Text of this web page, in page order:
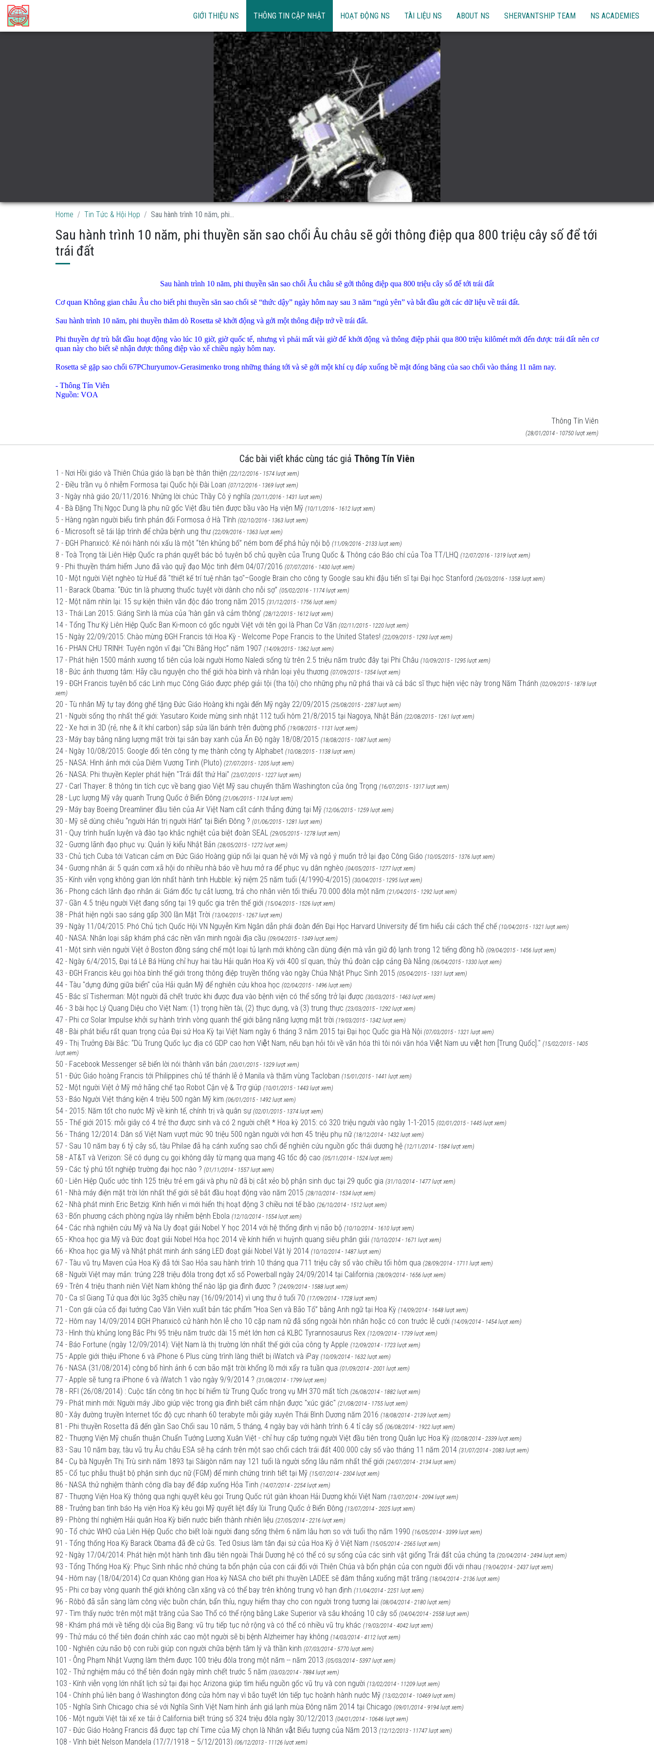
GIỚI THIỆU NS THÔNG TIN CẬP NHẬT HOẠT ĐỘNG NS TÀI LIỆU NS ABOUT NS SHERVANTSHIP TEAM NS ACADEMIES
Home Tin Tức & Hội Họp Sau hành trình 10 năm, phi...
Sau hành trình 10 năm, phi thuyền săn sao chổi Âu châu sẽ gởi thông điệp qua 800 triệu cây số để tới
trái đất
Sau hành trình 10 năm, phi thuyền săn sao chổi Âu châu sẽ gởi thông điệp qua 800 triệu cây số để tới trái đất
Cơ quan Không gian châu Âu cho biết phi thuyền săn sao chổi sẽ “thức dậy” ngày hôm nay sau 3 năm “ngủ yên” và bắt đầu gởi các dữ liệu về trái đất.
Sau hành trình 10 năm, phi thuyền thăm dò Rosetta sẽ khởi động và gởi một thông điệp trở về trái đất.
Phi thuyền dự trù bắt đầu hoạt động vào lúc 10 giờ, giờ quốc tế, nhưng vì phải mất vài giờ để khởi động và thông điệp phải qua 800 triệu kilômét mới đến được trái đất nên cơ
quan này cho biết sẽ nhận được thông điệp vào xế chiều ngày hôm nay.
Rosetta sẽ gặp sao chổi 67PChuryumov-Gerasimenko trong những tháng tới và sẽ gởi một khí cụ đáp xuống bề mặt đóng băng của sao chổi vào tháng 11 năm nay.
- Thông Tín Viên
Nguồn: VOA
Thông Tín Viên
(28/01/2014 - 10750 lượt xem)
Các bài viết khác cùng tác giả Thông Tín Viên
1 - Nơi Hồi giáo và Thiên Chúa giáo là bạn bè thân thiện (22/12/2016 - 1574 lượt xem)
2 - Điều trần vụ ô nhiễm Formosa tại Quốc hội Đài Loan (07/12/2016 - 1369 lượt xem)
3 - Ngày nhà giáo 20/11/2016: Những lời chúc Thầy Cô ý nghĩa (20/11/2016 - 1431 lượt xem)
4 - Bà Đặng Thị Ngọc Dung là phụ nữ gốc Việt đầu tiên được bầu vào Hạ viện Mỹ (10/11/2016 - 1612 lượt xem)
5 - Hàng ngàn người biểu tình phản đối Formosa ở Hà Tĩnh (02/10/2016 - 1363 lượt xem)
6 - Microsoft sẽ tái lập trình để chữa bệnh ung thư (22/09/2016 - 1363 lượt xem)
7 - ĐGH Phanxicô: Kẻ nói hành nói xấu là một “tên khủng bố” ném bom để phá hủy nội bộ (11/09/2016 - 2133 lượt xem)
8 - Toà Trọng tài Liên Hiệp Quốc ra phán quyết bác bỏ tuyên bố chủ quyền của Trung Quốc & Thông cáo Báo chí của Tòa TT/LHQ (12/07/2016 - 1319 lượt xem)
9 - Phi thuyền thám hiểm Juno đã vào quỹ đạo Mộc tinh đêm 04/07/2016 (07/07/2016 - 1430 lượt xem)
10 - Một người Việt nghèo từ Huế đã "thiết kế trí tuệ nhân tạo"–Google Brain cho công ty Google sau khi đậu tiến sĩ tại Đại học Stanford (26/03/2016 - 1358 lượt xem)
11 - Barack Obama: “Đức tin là phương thuốc tuyệt vời dành cho nỗi sợ” (05/02/2016 - 1174 lượt xem)
12 - Một năm nhìn lại: 15 sự kiện thiên văn độc đáo trong năm 2015 (31/12/2015 - 1756 lượt xem)
13 - Thái Lan 2015: Giáng Sinh là mùa của ‘hàn gắn và cảm thông’ (28/12/2015 - 1612 lượt xem)
14 - Tổng Thư Ký Liên Hiệp Quốc Ban Ki-moon có gốc người Việt với tên gọi là Phan Cơ Văn (02/11/2015 - 1220 lượt xem)
15 - Ngày 22/09/2015: Chào mừng ĐGH Francis tới Hoa Kỳ - Welcome Pope Francis to the United States! (22/09/2015 - 1293 lượt xem)
16 - PHAN CHU TRINH: Tuyên ngôn vĩ đại “Chi Bằng Học” năm 1907 (14/09/2015 - 1362 lượt xem)
17 - Phát hiện 1500 mảnh xương tổ tiên của loài người Homo Naledi sống từ trên 2.5 triệu năm trước đây tại Phi Châu (10/09/2015 - 1295 lượt xem)
18 - Bức ảnh thương tâm: Hãy cầu nguyện cho thế giới hòa bình và nhân loại yêu thương (07/09/2015 - 1354 lượt xem)
19 - ĐGH Francis tuyên bố các Linh mục Công Giáo được phép giải tội (tha tội) cho những phụ nữ phá thai và cả bác sĩ thực hiện việc này trong Năm Thánh (02/09/2015 - 1878 lượt
xem)
20 - Tù nhân Mỹ tự tay đóng ghế tặng Đức Giáo Hoàng khi ngài đến Mỹ ngày 22/09/2015 (25/08/2015 - 2287 lượt xem)
21 - Người sống thọ nhất thế giới: Yasutaro Koide mừng sinh nhật 112 tuổi hôm 21/8/2015 tại Nagoya, Nhật Bản (22/08/2015 - 1261 lượt xem)
22 - Xe hơi in 3D (rẻ, nhẹ & ít khí carbon) sắp sửa lăn bánh trên đường phố (19/08/2015 - 1131 lượt xem)
23 - Máy bay bằng năng lượng mặt trời tại sân bay xanh của Ấn Độ ngày 18/08/2015 (18/08/2015 - 1087 lượt xem)
24 - Ngày 10/08/2015: Google đổi tên công ty mẹ thành công ty Alphabet (10/08/2015 - 1138 lượt xem)
25 - NASA: Hình ảnh mới của Diêm Vương Tinh (Pluto) (27/07/2015 - 1205 lượt xem)
26 - NASA: Phi thuyền Kepler phát hiện "Trái đất thứ Hai" (23/07/2015 - 1227 lượt xem)
27 - Carl Thayer: 8 thông tin tích cực về bang giao Việt Mỹ sau chuyến thăm Washington của ông Trọng (16/07/2015 - 1317 lượt xem)
28 - Lực lượng Mỹ vây quanh Trung Quốc ở Biển Đông (21/06/2015 - 1124 lượt xem)
29 - Máy bay Boeing Dreamliner đầu tiên của Air Việt Nam cất cánh thẳng đứng tại Mỹ (12/06/2015 - 1259 lượt xem)
30 - Mỹ sẽ dùng chiêu “người Hán trị người Hán” tại Biển Đông ? (01/06/2015 - 1281 lượt xem)
31 - Quy trình huấn luyện và đào tạo khắc nghiệt của biệt đoàn SEAL (29/05/2015 - 1278 lượt xem)
32 - Gương lãnh đạo phục vụ: Quản lý kiểu Nhật Bản (28/05/2015 - 1272 lượt xem)
33 - Chủ tịch Cuba tới Vatican cảm ơn Đức Giáo Hoàng giúp nối lại quan hệ với Mỹ và ngỏ ý muốn trở lại đạo Công Giáo (10/05/2015 - 1376 lượt xem)
34 - Gương nhân ái: 5 quán cơm xã hội do nhiều nhà báo về hưu mở ra để phục vụ dân nghèo (04/05/2015 - 1277 lượt xem)
35 - Kính viễn vọng không gian lớn nhất hành tinh Hubble: kỷ niệm 25 năm tuổi (4/1990-4/2015) (30/04/2015 - 1295 lượt xem)
36 - Phong cách lãnh đạo nhân ái: Giám đốc tự cắt lương, trả cho nhân viên tối thiểu 70.000 đôla một năm (21/04/2015 - 1292 lượt xem)
37 - Gần 4.5 triệu người Việt đang sống tại 19 quốc gia trên thế giới (15/04/2015 - 1526 lượt xem)
38 - Phát hiện ngôi sao sáng gấp 300 lần Mặt Trời (13/04/2015 - 1267 lượt xem)
39 - Ngày 11/04/2015: Phó Chủ tịch Quốc Hội VN Nguyễn Kim Ngân dẫn phái đoàn đến Đại Học Harvard University để tìm hiểu cải cách thể chế (10/04/2015 - 1321 lượt xem)
40 - NASA: Nhân loại sắp khám phá các nền văn minh ngoài địa cầu (09/04/2015 - 1349 lượt xem)
41 - Một sinh viên người Việt ở Boston đồng sáng chế một loại tủ lạnh mới không cần dùng điện mà vẫn giữ độ lạnh trong 12 tiếng đồng hồ (09/04/2015 - 1456 lượt xem)
42 - Ngày 6/4/2015, Đại tá Lê Bá Hùng chỉ huy hai tàu Hải quân Hoa Kỳ với 400 sĩ quan, thủy thủ đoàn cập cảng Đà Nẵng (06/04/2015 - 1330 lượt xem)
43 - ĐGH Francis kêu gọi hòa bình thế giới trong thông điệp truyền thống vào ngày Chúa Nhật Phục Sinh 2015 (05/04/2015 - 1331 lượt xem)
44 - Tàu "dựng đứng giữa biển" của Hải quân Mỹ để nghiên cứu khoa học (02/04/2015 - 1496 lượt xem)
45 - Bác sĩ Tisherman: Một người đã chết trước khi được đưa vào bệnh viện có thể sống trở lại được (30/03/2015 - 1463 lượt xem)
46 - 3 bài học Lý Quang Diệu cho Việt Nam: (1) trọng hiền tài, (2) thực dụng, và (3) trung thực (23/03/2015 - 1292 lượt xem)
47 - Phi cơ Solar Impulse khởi sự hành trình vòng quanh thế giới bằng năng lượng mặt trời (19/03/2015 - 1342 lượt xem)
48 - Bài phát biểu rất quan trọng của Đại sứ Hoa Kỳ tại Việt Nam ngày 6 tháng 3 năm 2015 tại Đại học Quốc gia Hà Nội (07/03/2015 - 1321 lượt xem)
49 - Thị Trưởng Đài Bắc: “Dù Trung Quốc lục địa có GDP cao hơn Việt Nam, nếu bạn hỏi tôi về văn hóa thì tôi nói văn hóa Việt Nam ưu việt hơn [Trung Quốc]." (15/02/2015 - 1405
lượt xem)
50 - Facebook Messenger sẽ biến lời nói thành văn bản (20/01/2015 - 1329 lượt xem)
51 - Đức Giáo hoàng Francis tới Philippines chủ tế thánh lễ ở Manila và thăm vùng Tacloban (15/01/2015 - 1441 lượt xem)
52 - Một người Việt ở Mỹ mở hãng chế tạo Robot Cận vệ & Trợ giúp (10/01/2015 - 1443 lượt xem)
53 - Báo Người Việt tháng kiện 4 triệu 500 ngàn Mỹ kim (06/01/2015 - 1492 lượt xem)
54 - 2015: Năm tốt cho nước Mỹ về kinh tế, chính trị và quân sự (02/01/2015 - 1374 lượt xem)
55 - Thế giới 2015: mỗi giây có 4 trẻ thơ được sinh và có 2 người chết * Hoa kỳ 2015: có 320 triệu người vào ngày 1-1-2015 (02/01/2015 - 1445 lượt xem)
56 - Tháng 12/2014: Dân số Việt Nam vượt mức 90 triệu 500 ngàn người với hơn 45 triệu phụ nữ (18/12/2014 - 1432 lượt xem)
57 - Sau 10 năm bay 6 tỷ cây số, tàu Philae đã hạ cánh xuống sao chổi để nghiên cứu nguồn gốc thái dương hệ (12/11/2014 - 1584 lượt xem)
58 - AT&T và Verizon: Sẽ có dụng cụ gọi không dây từ mạng qua mạng 4G tốc độ cao (05/11/2014 - 1524 lượt xem)
59 - Các tỷ phú tốt nghiệp trường đại học nào ? (01/11/2014 - 1557 lượt xem)
60 - Liên Hiệp Quốc ước tính 125 triệu trẻ em gái và phụ nữ đã bị cắt xẻo bộ phận sinh dục tại 29 quốc gia (31/10/2014 - 1477 lượt xem)
61 - Nhà máy điện mặt trời lớn nhất thế giới sẽ bắt đầu hoạt động vào năm 2015 (28/10/2014 - 1534 lượt xem)
62 - Nhà phát minh Eric Betzig: Kính hiển vi mới hiển thị hoạt động 3 chiều nơi tế bào (26/10/2014 - 1512 lượt xem)
63 - Bốn phương cách phòng ngừa lây nhiễm bệnh Ebola (12/10/2014 - 1554 lượt xem)
64 - Các nhà nghiên cứu Mỹ và Na Uy đoạt giải Nobel Y học 2014 với hệ thống định vị não bộ (10/10/2014 - 1610 lượt xem)
65 - Khoa học gia Mỹ và Đức đoạt giải Nobel Hóa học 2014 về kính hiển vi huỳnh quang siêu phân giải (10/10/2014 - 1671 lượt xem)
66 - Khoa học gia Mỹ và Nhật phát minh ánh sáng LED đoạt giải Nobel Vật lý 2014 (10/10/2014 - 1487 lượt xem)
67 - Tàu vũ trụ Maven của Hoa Kỳ đã tới Sao Hỏa sau hành trình 10 tháng qua 711 triệu cây số vào chiều tối hôm qua (28/09/2014 - 1711 lượt xem)
68 - Người Việt may mắn: trúng 228 triệu đôla trong đợt xổ số Powerball ngày 24/09/2014 tại California (28/09/2014 - 1656 lượt xem)
69 - Trên 4 triệu thanh niên Việt Nam không thể nào lập gia đình đươc ? (24/09/2014 - 1588 lượt xem)
70 - Ca sĩ Giang Tử qua đời lúc 3g35 chiều nay (16/09/2014) vì ung thư ở tuổi 70 (17/09/2014 - 1728 lượt xem)
71 - Con gái của cố đại tướng Cao Văn Viên xuất bản tác phẩm “Hoa Sen và Bão Tố” bằng Anh ngữ tại Hoa Kỳ (14/09/2014 - 1648 lượt xem)
72 - Hôm nay 14/09/2014 ĐGH Phanxicô cử hành hôn lễ cho 10 cặp nam nữ đã sống ngoài hôn nhân hoặc có con trước lễ cưới (14/09/2014 - 1454 lượt xem)
73 - Hình thù khủng long Bắc Phi 95 triệu năm trước dài 15 mét lớn hơn cả KLBC Tyrannosaurus Rex (12/09/2014 - 1739 lượt xem)
74 - Báo Fortune (ngày 12/09/2014): Việt Nam là thị trường lớn nhất thế giới của công ty Apple (12/09/2014 - 1723 lượt xem)
75 - Apple giới thiệu iPhone 6 và iPhone 6 Plus cùng trình làng thiết bị iWatch và iPay (10/09/2014 - 1632 lượt xem)
76 - NASA (31/08/2014) công bố hình ảnh 6 cơn bão mặt trời khổng lồ mới xẩy ra tuần qua (01/09/2014 - 2001 lượt xem)
77 - Apple sẽ tung ra iPhone 6 và iWatch 1 vào ngày 9/9/2014 ? (31/08/2014 - 1799 lượt xem)
78 - RFI (26/08/2014) : Cuộc tấn công tin học bí hiểm từ Trung Quốc trong vụ MH 370 mất tích (26/08/2014 - 1882 lượt xem)
79 - Phát minh mới: Người máy Jibo giúp việc trong gia đình biết cảm nhận được "xúc giác" (21/08/2014 - 1755 lượt xem)
80 - Xây đường truyền Internet tốc độ cực nhanh 60 terabyte mỗi giây xuyên Thái Bình Dương năm 2016 (18/08/2014 - 2139 lượt xem)
81 - Phi thuyền Rosetta đã đến gần Sao Chổi sau 10 năm, 5 tháng, 4 ngày bay với hành trình 6.4 tỉ cây số (06/08/2014 - 1922 lượt xem)
82 - Thượng Viện Mỹ chuẩn thuận Chuẩn Tướng Lương Xuân Việt - chỉ huy cấp tướng người Việt đầu tiên trong Quân lực Hoa Kỳ (02/08/2014 - 2339 lượt xem)
83 - Sau 10 năm bay, tàu vũ trụ Âu châu ESA sẽ hạ cánh trên một sao chổi cách trái đất 400.000 cây số vào tháng 11 năm 2014 (31/07/2014 - 2083 lượt xem)
84 - Cụ bà Nguyễn Thị Trù sinh năm 1893 tại Sàigòn năm nay 121 tuổi là người sống lâu năm nhất thế giới (24/07/2014 - 2134 lượt xem)
85 - Cổ tục phẫu thuật bộ phận sinh dục nữ (FGM) để minh chứng trinh tiết tại Mỹ (15/07/2014 - 2304 lượt xem)
86 - NASA thử nghiệm thành công dĩa bay để đáp xuống Hỏa Tinh (14/07/2014 - 2254 lượt xem)
87 - Thượng Viện Hoa Kỳ thông qua nghị quyết kêu gọi Trung Quốc rút giàn khoan Hải Dương khỏi Việt Nam (13/07/2014 - 2094 lượt xem)
88 - Trưởng ban tình báo Hạ viện Hoa Kỳ kêu gọi Mỹ quyết liệt đẩy lùi Trung Quốc ở Biển Đông (13/07/2014 - 2025 lượt xem)
89 - Phòng thí nghiệm Hải quân Hoa Kỳ biến nước biển thành nhiên liệu (27/05/2014 - 2216 lượt xem)
90 - Tổ chức WHO của Liên Hiệp Quốc cho biết loài người đang sống thêm 6 năm lâu hơn so với tuổi thọ năm 1990 (16/05/2014 - 3399 lượt xem)
91 - Tổng thống Hoa Kỳ Barack Obama đã đề cử Gs. Ted Osius làm tân đại sứ của Hoa Kỳ ở Việt Nam (15/05/2014 - 2565 lượt xem)
92 - Ngày 17/04/2014: Phát hiện một hành tinh đầu tiên ngoài Thái Dương hệ có thể có sự sống của các sinh vật giống Trái đất của chúng ta (20/04/2014 - 2494 lượt xem)
93 - Tổng Thống Hoa Kỳ: Phục Sinh nhắc nhở chúng ta bổn phận của con cái đối với Thiên Chúa và bổn phận của con người đối với nhau (19/04/2014 - 2437 lượt xem)
94 - Hôm nay (18/04/2014) Cơ quan Không gian Hoa kỳ NASA cho biết phi thuyền LADEE sẽ đâm thẳng xuống mặt trăng (18/04/2014 - 2136 lượt xem)
95 - Phi cơ bay vòng quanh thế giới không cần xăng và có thể bay trên không trung vô hạn định (11/04/2014 - 2251 lượt xem)
96 - Rôbô đã sẵn sàng làm công việc buồn chán, bẩn thỉu, nguy hiểm thay cho con người trong tương lai (08/04/2014 - 2180 lượt xem)
97 - Tìm thấy nước trên một mặt trăng của Sao Thổ có thể rộng bằng Lake Superior và sâu khoảng 10 cây số (04/04/2014 - 2558 lượt xem)
98 - Khám phá mới về tiếng dội của Big Bang: vũ trụ tiếp tục nở rộng và có thể có nhiều vũ trụ khác (19/03/2014 - 4042 lượt xem)
99 - Thử máu có thể tiên đoán chính xác cao một người sẽ bị bệnh Alzheimer hay không (14/03/2014 - 4112 lượt xem)
100 - Nghiên cứu não bộ con ruồi giúp con người chữa bệnh tâm lý và thần kinh (07/03/2014 - 5770 lượt xem)
101 - Ông Phạm Nhật Vượng làm thêm được 100 triệu đôla trong một năm -- năm 2013 (05/03/2014 - 5397 lượt xem)
102 - Thử nghiệm máu có thể tiên đoán ngày mình chết trước 5 năm (03/03/2014 - 7884 lượt xem)
103 - Kính viễn vọng lớn nhất lịch sử tại đại học Arizona giúp tìm hiểu nguồn gốc vũ trụ và con người (13/02/2014 - 11209 lượt xem)
104 - Chính phủ liên bang ở Washington đóng cửa hôm nay vì bão tuyết lớn tiếp tục hoành hành nước Mỹ (13/02/2014 - 10469 lượt xem)
105 - Nghĩa Sinh Chicago chia sẻ với Nghĩa Sinh Việt Nam hình ảnh giá lạnh mùa Đông năm 2014 tại Chicago (09/01/2014 - 9194 lượt xem)
106 - Một người Việt tài xế xe tải ở California biết trúng số 324 triệu đôla ngày 30/12/2013 (04/01/2014 - 10646 lượt xem)
107 - Đức Giáo Hoàng Francis đã được tạp chí Time của Mỹ chọn là Nhân vật Biểu tượng của Năm 2013 (12/12/2013 - 11747 lượt xem)
108 - Vĩnh biệt Nelson Mandela (17/7/1918 – 5/12/2013) (06/12/2013 - 11126 lượt xem)